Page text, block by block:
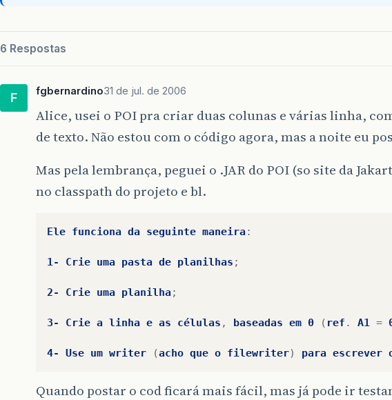
6 Respostas
F fgbernardino31 de jul. de 2006
Alice, usei o POI pra criar duas colunas e várias linha,
de texto. Não estou com o código agora, mas a noite eu
Mas pela lembrança, peguei o .JAR do POI (so site da
no classpath do projeto e bl.
Ele funciona da seguinte maneira:
1- Crie uma pasta de planilhas ;
2- Crie uma planilha;
3- Crie a linha e as células , baseadas em 0 ( ref . A1 =
4- Use um writer (acho que o filewriter) para escrever
Quando postar o cod ficará mais fácil, mas já pode ir